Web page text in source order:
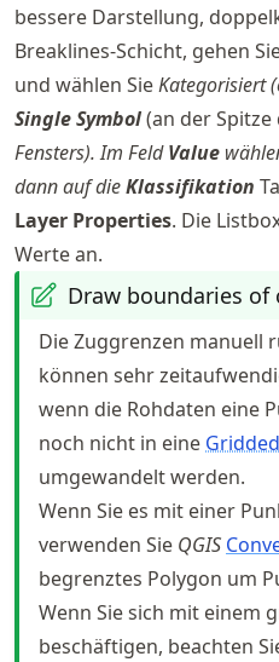
bessere Darstellung,
Breaklines-Schicht, gehen
und wählen SieKategorisiert
Single Symbol(an der Spitze
Fensters). Im FeldValue
dann auf dieKlassifikation
Layer Properties. Die
Werte an.
Draw boundaries of
Die Zuggrenzen manuell
können sehr
wenn die Rohdaten eine
noch nicht in eine
umgewandelt werden.
Wenn Sie es mit einer
verwenden Sie QGIS
begrenztes Polygon um
Wenn Sie sich mit einem
beschäftigen, beachten